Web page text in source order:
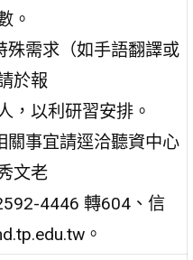
。
殊需求（如手語翻譯或
於報
，以利研習安排。
關事宜請逕洽聽資中心
文老
4446 轉604、信
。